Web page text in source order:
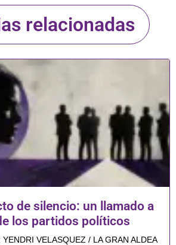
relacionadas
de silencio: un llamado a
los partidos políticos
VELASQUEZ / LA GRAN ALDEA